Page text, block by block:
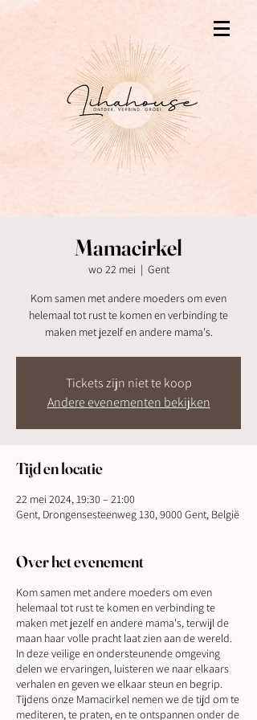
Mamacirkel
wo 22 mei
  |
Gent
Kom samen met andere moeders om even
helemaal tot rust te komen en verbinding te
maken met jezelf en andere mama's.
Tickets zijn niet te koop
Andere evenementen bekijken
Tijd en locatie
22 mei 2024, 19:30 – 21:00
Gent, Drongensesteenweg 130, 9000 Gent, België
Over het evenement
Kom samen met andere moeders om even
helemaal tot rust te komen en verbinding te
maken met jezelf en andere mama's, terwijl de
maan haar volle pracht laat zien aan de wereld.
In deze veilige en ondersteunende omgeving
delen we ervaringen, luisteren we naar elkaars
verhalen en geven we elkaar steun en begrip.
Tijdens onze Mamacirkel nemen we de tijd om te
mediteren, te praten, en te ontspannen onder de